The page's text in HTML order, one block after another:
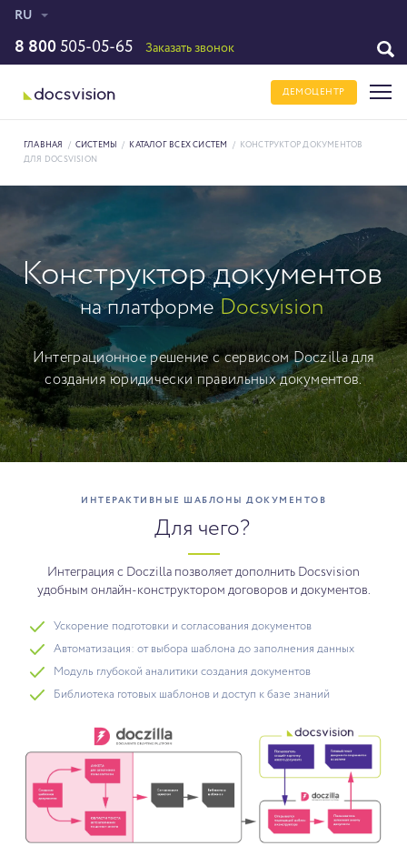
RU
8 800 505-05-65 Заказать звонок
ДЕМОЦЕНТР
ГЛАВНАЯ / СИСТЕМЫ / КАТАЛОГ ВСЕХ СИСТЕМ /
КОНСТРУКТОР ДОКУМЕНТОВ
ДЛЯ DOCSVISION
Конструктор документов
на платформе Docsvision
Интеграционное решение с сервисом Doczilla для
создания юридически правильных документов.
ИНТЕРАКТИВНЫЕ ШАБЛОНЫ ДОКУМЕНТОВ
Для чего?
Интеграция с Doczilla позволяет дополнить Docsvision
удобным онлайн-конструктором договоров и документов.
Ускорение подготовки и согласования документов
Автоматизация: от выбора шаблона до заполнения данных
Модуль глубокой аналитики создания документов
Библиотека готовых шаблонов и доступ к базе знаний